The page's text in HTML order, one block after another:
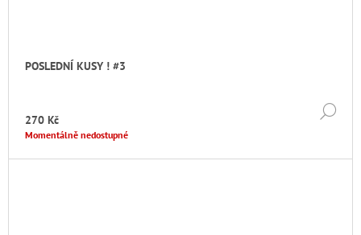
POSLEDNÍ KUSY ! #3
270 Kč
Momentálně nedostupné